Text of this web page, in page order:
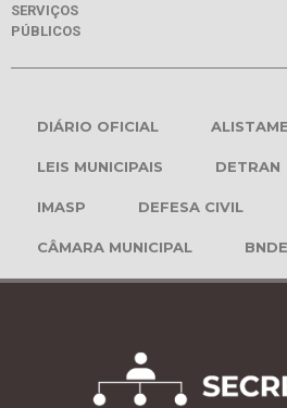
SERVIÇOS
PÚBLICOS
DIÁRIO OFICIAL
LEIS MUNICIPAIS DETRAN
IMASP DEFESA CIVIL
CÂMARA MUNICIPAL